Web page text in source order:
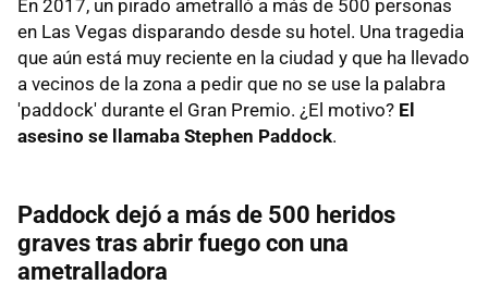
En 2017, un pirado ametralló a más de 500 personas
en Las Vegas disparando desde su hotel. Una tragedia
que aún está muy reciente en la ciudad y que ha llevado
a vecinos de la zona a pedir que no se use la palabra
'paddock' durante el Gran Premio. ¿El motivo? El
asesino se llamaba Stephen Paddock.
Paddock dejó a más de 500 heridos
graves tras abrir fuego con una
ametralladora